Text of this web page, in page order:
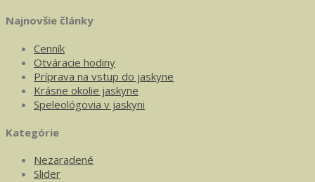
Najnovšie články
Cenník
Otváracie hodiny
Príprava na vstup do jaskyne
Krásne okolie jaskyne
Speleológovia v jaskyni
Kategórie
Nezaradené
Slider